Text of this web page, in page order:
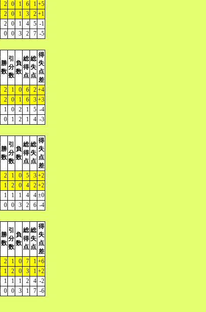
2 0 1 6 1 +5
2 0 1 3 2 +1
2 0 1 4 5 -1
0 0 3 2 7 -5
勝
数
引
分
数
負
数
総
得
点
総
失
点
得
失
点
差
2 1 0 6 2 +4
2 0 1 6 3 +3
1 0 2 1 5 -4
0 1 2 1 4 -3
勝
数
引
分
数
負
数
総
得
点
総
失
点
得
失
点
差
2 1 0 5 3 +2
1 2 0 4 2 +2
1 1 1 4 4 ±0
0 0 3 2 6 -4
勝
数
引
分
数
負
数
総
得
点
総
失
点
得
失
点
差
2 1 0 7 1 +6
1 2 0 3 1 +2
1 1 1 2 4 -2
0 0 3 1 7 -6